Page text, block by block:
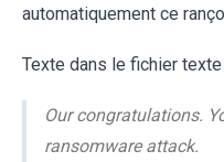
automatiquement ce
Texte dans le fichier
Our congratulations.
ransomware attack.